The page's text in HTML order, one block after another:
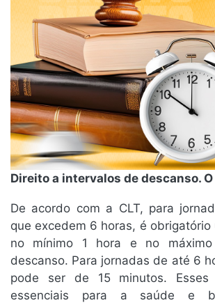
Direito a intervalos de descanso.
De acordo com a CLT, para
que excedem 6 horas, é obrigatório
no mínimo 1 hora e no
descanso. Para jornadas de até 6
pode ser de 15 minutos. Esses
essenciais para a saúde e